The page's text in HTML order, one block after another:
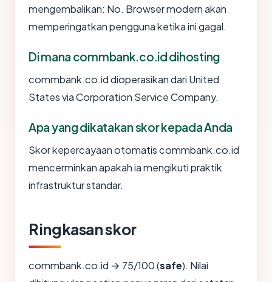
mengembalikan: No. Browser modern akan
memperingatkan pengguna ketika ini gagal.
Di mana commbank.co.id dihosting
commbank.co.id dioperasikan dari United
States via Corporation Service Company.
Apa yang dikatakan skor kepada Anda
Skor kepercayaan otomatis commbank.co.id
mencerminkan apakah ia mengikuti praktik
infrastruktur standar.
Ringkasan skor
commbank.co.id → 75/100 (safe). Nilai